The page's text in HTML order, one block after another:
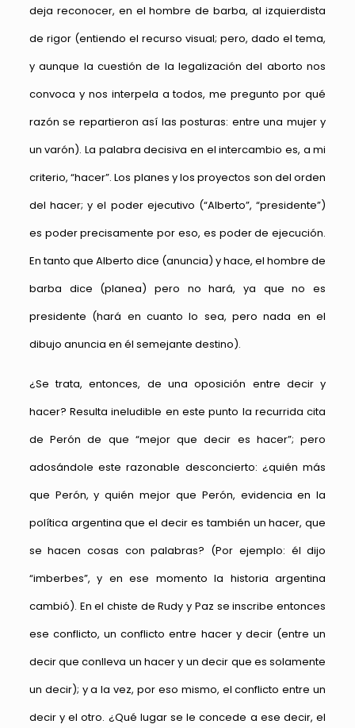
deja reconocer, en el hombre de barba, al izquierdista
de rigor (entiendo el recurso visual; pero, dado el tema,
y aunque la cuestión de la legalización del aborto nos
convoca y nos interpela a todos, me pregunto por qué
razón se repartieron así las posturas: entre una mujer y
un varón). La palabra decisiva en el intercambio es, a mi
criterio, “hacer”. Los planes y los proyectos son del orden
del hacer; y el poder ejecutivo (“Alberto”, “presidente”)
es poder precisamente por eso, es poder de ejecución.
En tanto que Alberto dice (anuncia) y hace, el hombre de
barba dice (planea) pero no hará, ya que no es
presidente (hará en cuanto lo sea, pero nada en el
dibujo anuncia en él semejante destino).
¿Se trata, entonces, de una oposición entre decir y
hacer? Resulta ineludible en este punto la recurrida cita
de Perón de que “mejor que decir es hacer”; pero
adosándole este razonable desconcierto: ¿quién más
que Perón, y quién mejor que Perón, evidencia en la
política argentina que el decir es también un hacer, que
se hacen cosas con palabras? (Por ejemplo: él dijo
“imberbes”, y en ese momento la historia argentina
cambió). En el chiste de Rudy y Paz se inscribe entonces
ese conflicto, un conflicto entre hacer y decir (entre un
decir que conlleva un hacer y un decir que es solamente
un decir); y a la vez, por eso mismo, el conflicto entre un
decir y el otro. ¿Qué lugar se le concede a ese decir, el